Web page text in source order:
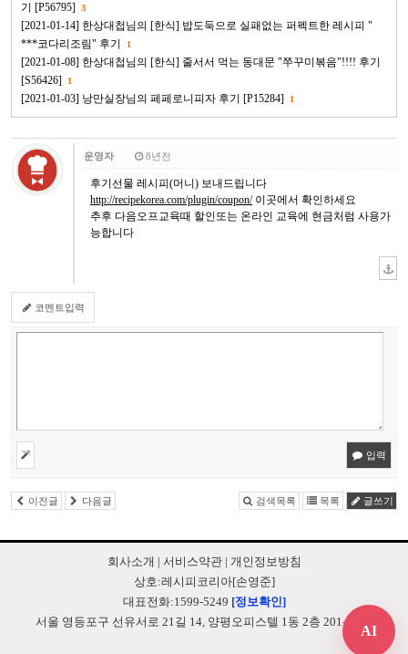
기 [P56795]
3
[2021-01-14] 한상대첩님의 [한식] 밥도둑으로 실패없는 퍼펙트한 레시피 "
***코다리조림" 후기
1
[2021-01-08] 한상대첩님의 [한식] 줄서서 먹는 동대문 "쭈꾸미볶음"!!!! 후기
[S56426]
1
[2021-01-03] 낭만실장님의 페페로니피자 후기 [P15284] 1
운영자 8년전
후기선물 레시피(머니) 보내드립니다
http://recipekorea.com/plugin/coupon/이곳에서 확인하세요
추후 다음오프교육때 할인또는 온라인 교육에 현금처럼 사용가
능합니다
코멘트입력
입력
이전글 다음글 검색목록 목록 글쓰기
회사소개 | 서비스약관| 개인정보방침
상호:레시피코리아[손영준]
대표전화:1599-5249 [정보확인]
서울 영등포구 선유서로 21길 14, 양평오피스텔 1동 2층 201-B248
AI